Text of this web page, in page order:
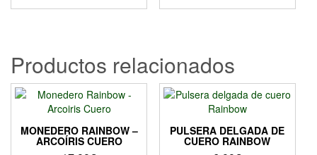
de
producto
Productos relacionados
MONEDERO RAINBOW –
ARCOÍRIS CUERO
PULSERA DELGADA DE
CUERO RAINBOW